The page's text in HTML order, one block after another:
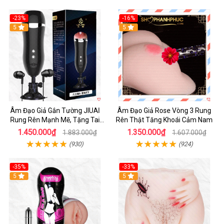
-23%
5
Âm Đạo Giả Gắn Tường JIUAI
Rung Rên Mạnh Mẽ, Tặng Tai
Nghe
1.450.000₫ 1.883.000₫
(930)
-16%
5
Âm Đạo Giả Rose Vòng 3 Rung
Rên Thật Tăng Khoái Cảm Nam
1.350.000₫ 1.607.000₫
(924)
-35%
5
-33%
5